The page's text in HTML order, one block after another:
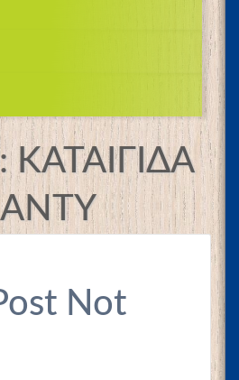
ΚΑΤΑΙΓΙΔΑ
Not